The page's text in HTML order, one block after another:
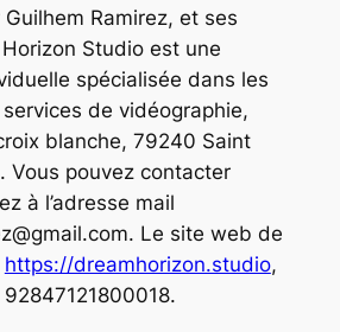
Ramirez, et ses
Studio est une
spécialisée dans les
de vidéographie,
blanche, 79240 Saint
Vous pouvez contacter
à l’adresse mail
. Le site web de
https://dreamhorizon.studio,